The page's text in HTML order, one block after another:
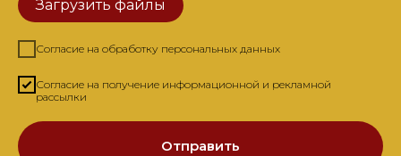
Загрузить файлы
Согласие на обработку персональных данных
Согласие на получение информационной и рекламной
рассылки
Отправить